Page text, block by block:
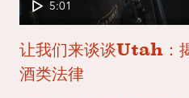
5:01
让我们来谈谈Utah
酒类法律